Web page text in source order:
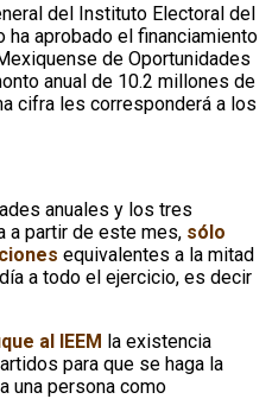
del Instituto Electoral del
ha aprobado el financiamiento
de Oportunidades
anual de 10.2 millones de
cifra les corresponderá a los
anuales y los tres
a partir de este mes, sólo
equivalentes a la mitad
a todo el ejercicio, es decir
al IEEM la existencia
para que se haga la
una persona como